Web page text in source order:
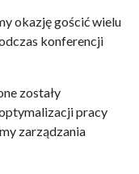
okazję gościć wielu
konferencji
zostały
pracy
zarządzania